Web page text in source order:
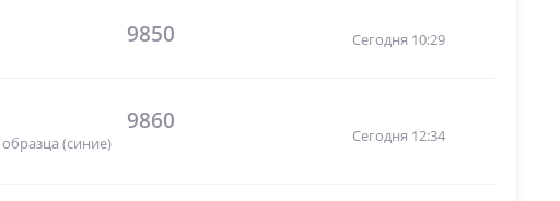
9850 Сегодня 10:29
9860
(синие) Сегодня 12:34